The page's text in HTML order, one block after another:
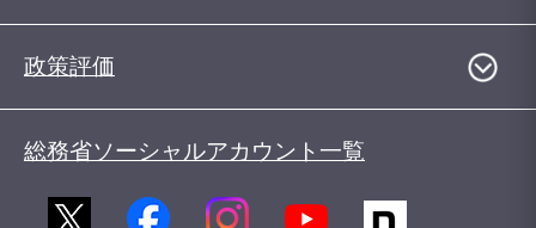
政策評価
総務省ソーシャルアカウント一覧